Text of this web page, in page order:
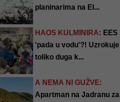
planinarima na El...
HAOS KULMINIRA: EES
'pada u vodu'?! Uzrokuje
toliko duga k...
A NEMA NI GUŽVE:
Apartman na Jadranu za